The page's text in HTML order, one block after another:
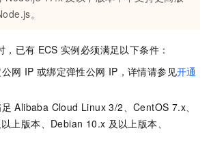
。
，已有 ECS 实例必须满足以下条件：
网 IP 或绑定弹性公网 IP，详情请参见开通
Alibaba Cloud Linux 3/2、CentOS 7.x、
以上版本、Debian 10.x 及以上版本、